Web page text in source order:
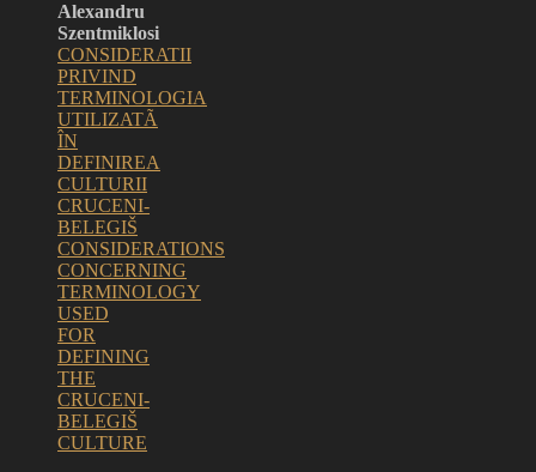
Alexandru
Szentmiklosi
CONSIDERATII
PRIVIND
TERMINOLOGIA
UTILIZATÃ
ÎN
DEFINIREA
CULTURII
CRUCENI-
BELEGIŠ
CONSIDERATIONS
CONCERNING
TERMINOLOGY
USED
FOR
DEFINING
THE
CRUCENI-
BELEGIŠ
CULTURE